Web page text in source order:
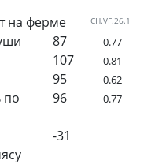
на ферме CH.VF.26.1
87 0.77
107 0.81
95 0.62
по
96 0.77
-31